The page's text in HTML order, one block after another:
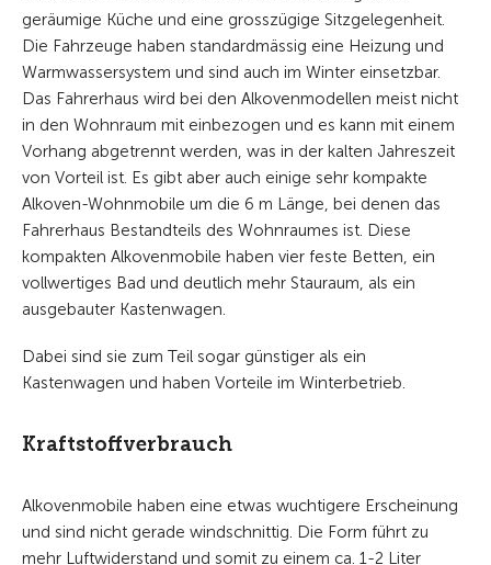
geräumige Küche und eine grosszügige Sitzgelegenheit.
Die Fahrzeuge haben standardmässig eine Heizung und
Warmwassersystem und sind auch im Winter einsetzbar.
Das Fahrerhaus wird bei den Alkovenmodellen meist nicht
in den Wohnraum mit einbezogen und es kann mit einem
Vorhang abgetrennt werden, was in der kalten Jahreszeit
von Vorteil ist. Es gibt aber auch einige sehr kompakte
Alkoven-Wohnmobile um die 6 m Länge, bei denen das
Fahrerhaus Bestandteils des Wohnraumes ist. Diese
kompakten Alkovenmobile haben vier feste Betten, ein
vollwertiges Bad und deutlich mehr Stauraum, als ein
ausgebauter Kastenwagen.
Dabei sind sie zum Teil sogar günstiger als ein
Kastenwagen und haben Vorteile im Winterbetrieb.
Kraftstoffverbrauch
Alkovenmobile haben eine etwas wuchtigere Erscheinung
und sind nicht gerade windschnittig. Die Form führt zu
mehr Luftwiderstand und somit zu einem ca. 1-2 Liter